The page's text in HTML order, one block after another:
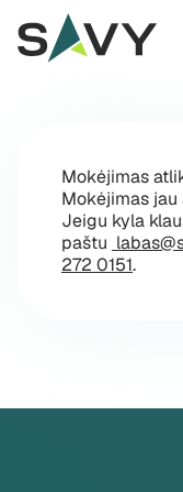
Skip to content
Mokėjimas
Mokėjimas jau
Jeigu kyla
paštu
272 0151.